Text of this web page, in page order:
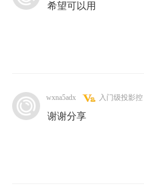
希望可以用
wxna5adx 入门级投影控
谢谢分享